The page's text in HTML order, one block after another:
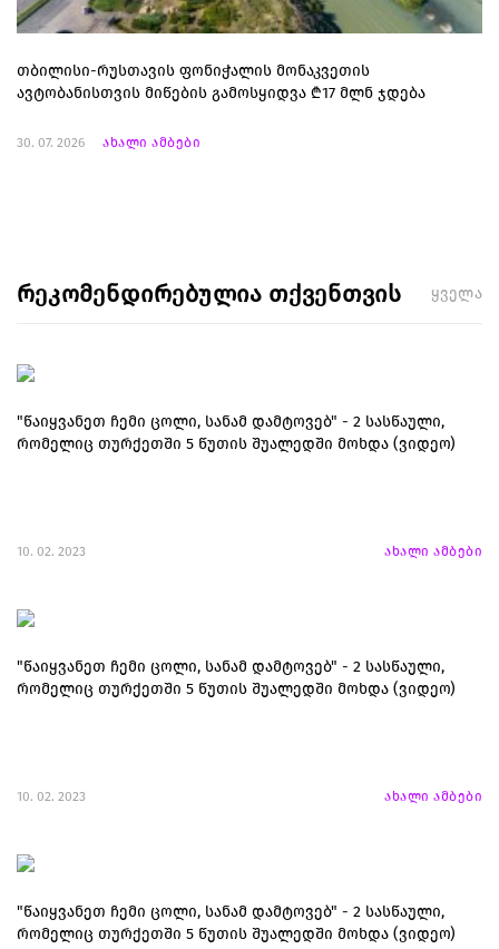
თბილისი-რუსთავის ფონიჭალის მონაკვეთის
ავტობანისთვის მიწების გამოსყიდვა ₾17 მლნ ჯდება
30. 07. 2026 ახალი ამბები
რეკომენდირებულია თქვენთვის ყველა
"წაიყვანეთ ჩემი ცოლი, სანამ დამტოვებ" - 2 სასწაული,
რომელიც თურქეთში 5 წუთის შუალედში მოხდა (ვიდეო)
10. 02. 2023 ახალი ამბები
"წაიყვანეთ ჩემი ცოლი, სანამ დამტოვებ" - 2 სასწაული,
რომელიც თურქეთში 5 წუთის შუალედში მოხდა (ვიდეო)
10. 02. 2023 ახალი ამბები
"წაიყვანეთ ჩემი ცოლი, სანამ დამტოვებ" - 2 სასწაული,
რომელიც თურქეთში 5 წუთის შუალედში მოხდა (ვიდეო)